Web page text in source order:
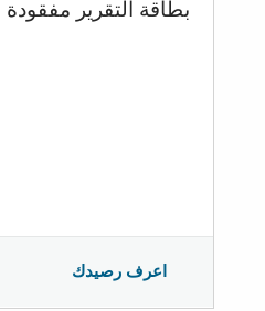
بطاقة التقرير
اعرف رصيدك